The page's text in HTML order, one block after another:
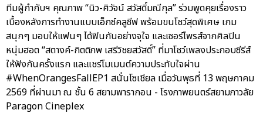
ทีมผู้กำกับฯ คุณภาพ “นิว-ศิวัจน์ สวัสดิ์มณีกุล” ร่วมพูดคุยเรื่องราว
เบื้องหลังการทำงานแบบเอ็กซ์คลูซีฟ พร้อมขนโชว์สุดพิเศษ เกม
สนุกๆ มอบให้แฟนๆ ได้ฟินกันอย่างจุใจ และเซอร์ไพรส์จากศิลปิน
หนุ่มฮอต “สตางค์-กิตติภพ เสรีวิชยสวัสดิ์” ที่มาโชว์เพลงประกอบซีรีส์
ให้ฟังกันครั้งแรก และแชร์โมเมนต์ความประทับใจผ่าน
#WhenOrangesFallEP1 สนั่นโซเชียล เมื่อวันพุธที่ 13 พฤษภาคม
2569 ที่ผ่านมา ณ ชั้น 6 สยามพารากอน - โรงภาพยนตร์สยามภาวลัย
Paragon Cineplex